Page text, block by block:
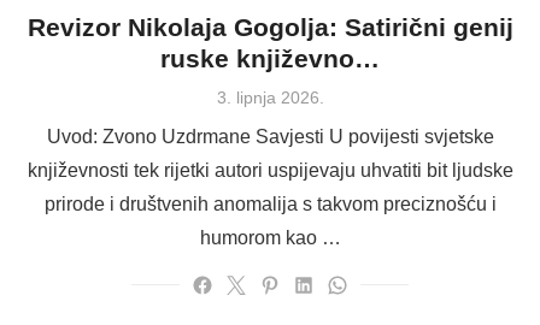
Revizor Nikolaja Gogolja: Satirični genij
ruske književno…
Posted
3. lipnja 2026.
Uvod: Zvono Uzdrmane Savjesti U povijesti svjetske
književnosti tek rijetki autori uspijevaju uhvatiti bit ljudske
prirode i društvenih anomalija s takvom preciznošću i
humorom kao …